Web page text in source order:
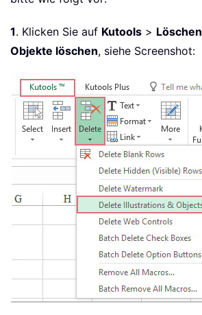
1. Klicken Sie auf Kutools > Löschen
Objekte löschen, siehe Screenshot: